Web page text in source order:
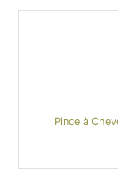
Pince à